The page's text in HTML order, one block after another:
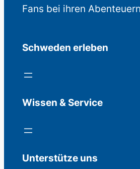
Fans bei ihren
Schweden erleben
Wissen & Service
Unterstütze uns